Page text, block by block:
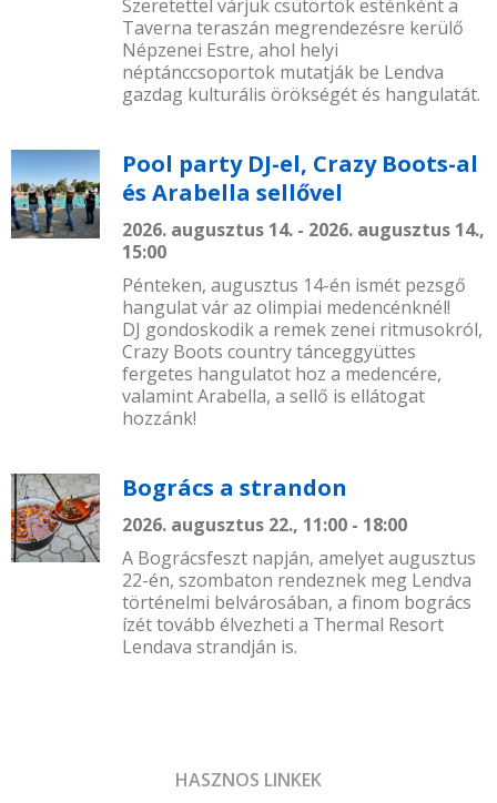
Szeretettel várjuk csütörtök esténként a
Taverna teraszán megrendezésre kerülő
Népzenei Estre, ahol helyi
néptánccsoportok mutatják be Lendva
gazdag kulturális örökségét és hangulatát.
Pool party DJ-el, Crazy Boots-al
és Arabella sellővel
2026. augusztus 14. - 2026. augusztus 14.,
15:00
Pénteken, augusztus 14-én ismét pezsgő
hangulat vár az olimpiai medencénknél!
DJ gondoskodik a remek zenei ritmusokról,
Crazy Boots country tánceggyüttes
fergetes hangulatot hoz a medencére,
valamint Arabella, a sellő is ellátogat
hozzánk!
Bogrács a strandon
2026. augusztus 22., 11:00 - 18:00
A Bográcsfeszt napján, amelyet augusztus
22-én, szombaton rendeznek meg Lendva
történelmi belvárosában, a finom bogrács
ízét tovább élvezheti a Thermal Resort
Lendava strandján is.
HASZNOS LINKEK